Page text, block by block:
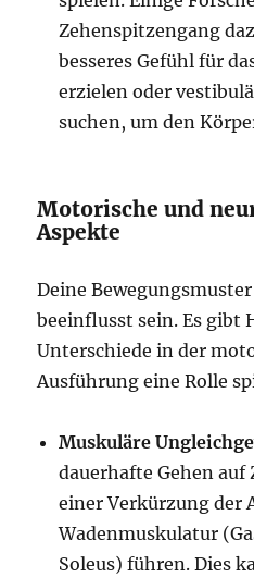
Zehenspitzengang
besseres Gefühl für
erzielen oder
suchen, um den
Motorische und
Aspekte
Deine
beeinflusst sein. Es gibt
Unterschiede in der
Ausführung eine Rolle
Muskuläre
dauerhafte Gehen
einer Verkürzung der
Wadenmuskulatur
Soleus) führen. Dies